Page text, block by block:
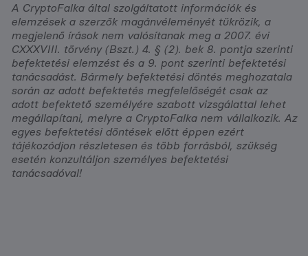
A CryptoFalka által szolgáltatott információk és
elemzések a szerzők magánvéleményét tükrözik, a
megjelenő írások nem valósítanak meg a 2007. évi
CXXXVIII. törvény (Bszt.) 4. § (2). bek 8. pontja szerinti
befektetési elemzést és a 9. pont szerinti befektetési
tanácsadást. Bármely befektetési döntés meghozatala
során az adott befektetés megfelelőségét csak az
adott befektető személyére szabott vizsgálattal lehet
megállapítani, melyre a CryptoFalka nem vállalkozik. Az
egyes befektetési döntések előtt éppen ezért
tájékozódjon részletesen és több forrásból, szükség
esetén konzultáljon személyes befektetési
tanácsadóval!